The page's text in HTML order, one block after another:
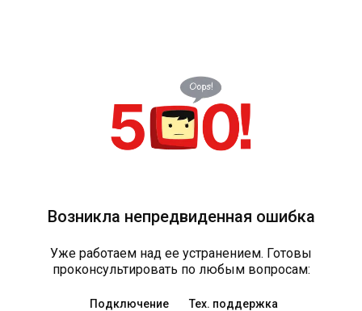
Возникла непредвиденная ошибка
Уже работаем над ее устранением. Готовы
проконсультировать по любым вопросам:
Подключение Тех. поддержка